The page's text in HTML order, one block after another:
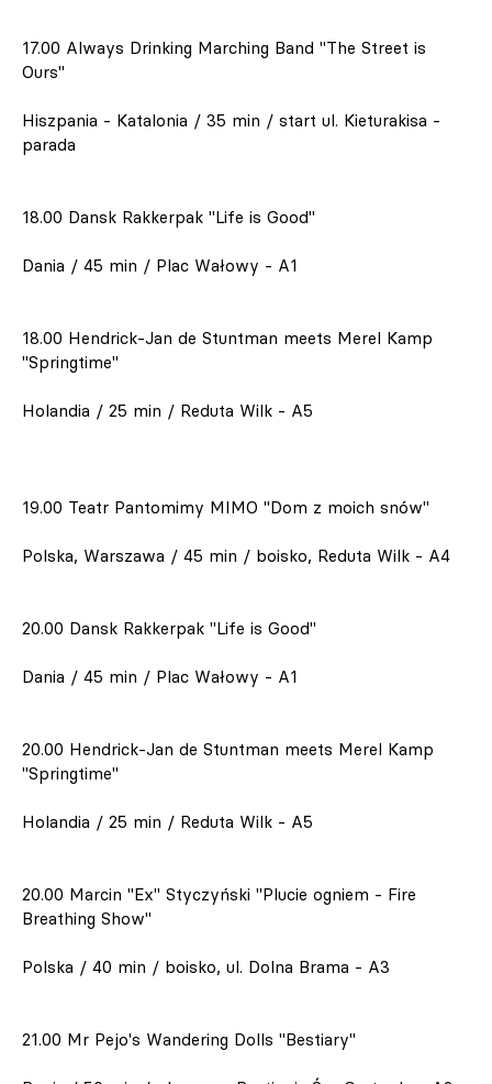
17.00 Always Drinking Marching Band "The Street is
Ours"
Hiszpania - Katalonia / 35 min / start ul. Kieturakisa -
parada
18.00 Dansk Rakkerpak "Life is Good"
Dania / 45 min / Plac Wałowy - A1
18.00 Hendrick-Jan de Stuntman meets Merel Kamp
"Springtime"
Holandia / 25 min / Reduta Wilk - A5
19.00 Teatr Pantomimy MIMO "Dom z moich snów"
Polska, Warszawa / 45 min / boisko, Reduta Wilk - A4
20.00 Dansk Rakkerpak "Life is Good"
Dania / 45 min / Plac Wałowy - A1
20.00 Hendrick-Jan de Stuntman meets Merel Kamp
"Springtime"
Holandia / 25 min / Reduta Wilk - A5
20.00 Marcin "Ex" Styczyński "Plucie ogniem - Fire
Breathing Show"
Polska / 40 min / boisko, ul. Dolna Brama - A3
21.00 Mr Pejo's Wandering Dolls "Bestiary"